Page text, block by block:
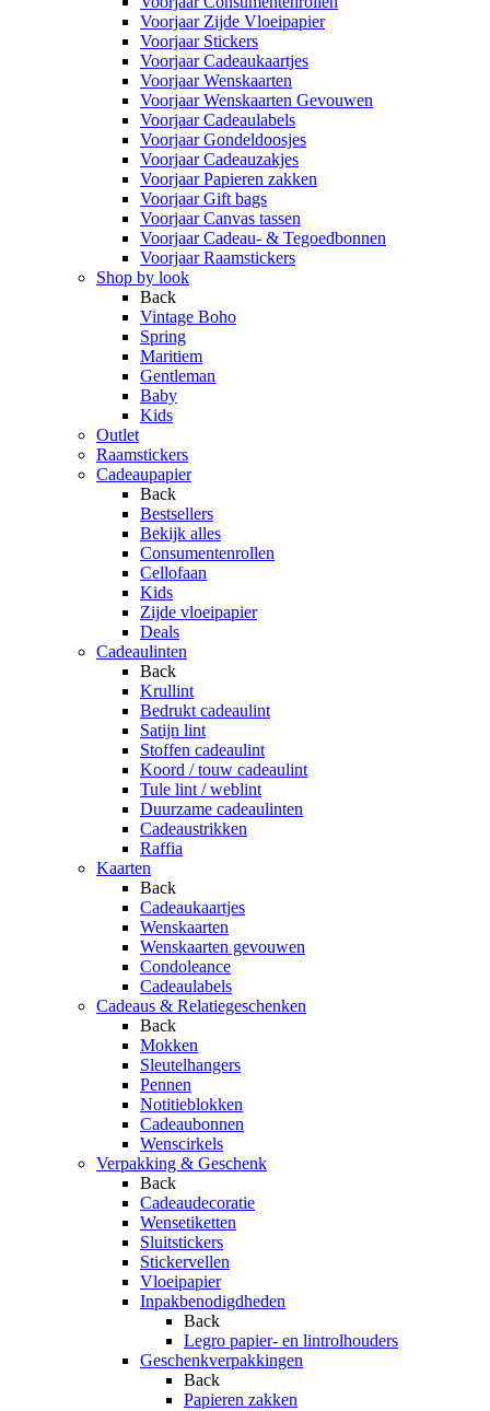
Voorjaar Zijde Vloeipapier
Voorjaar Stickers
Voorjaar Cadeaukaartjes
Voorjaar Wenskaarten
Voorjaar Wenskaarten Gevouwen
Voorjaar Cadeaulabels
Voorjaar Gondeldoosjes
Voorjaar Cadeauzakjes
Voorjaar Papieren zakken
Voorjaar Gift bags
Voorjaar Canvas tassen
Voorjaar Cadeau- & Tegoedbonnen
Voorjaar Raamstickers
Shop by look
Back
Vintage Boho
Spring
Maritiem
Gentleman
Baby
Kids
Outlet
Raamstickers
Cadeaupapier
Back
Bestsellers
Bekijk alles
Consumentenrollen
Cellofaan
Kids
Zijde vloeipapier
Deals
Cadeaulinten
Back
Krullint
Bedrukt cadeaulint
Satijn lint
Stoffen cadeaulint
Koord / touw cadeaulint
Tule lint / weblint
Duurzame cadeaulinten
Cadeaustrikken
Raffia
Kaarten
Back
Cadeaukaartjes
Wenskaarten
Wenskaarten gevouwen
Condoleance
Cadeaulabels
Cadeaus & Relatiegeschenken
Back
Mokken
Sleutelhangers
Pennen
Notitieblokken
Cadeaubonnen
Wenscirkels
Verpakking & Geschenk
Back
Cadeaudecoratie
Wensetiketten
Sluitstickers
Stickervellen
Vloeipapier
Inpakbenodigdheden
Back
Legro papier- en lintrolhouders
Geschenkverpakkingen
Back
Papieren zakken